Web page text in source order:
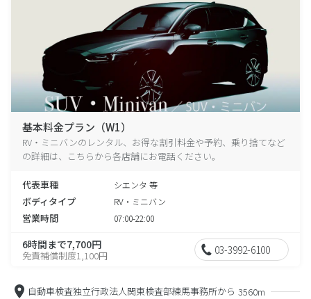
基本料金プラン（W1）
RV・ミニバンのレンタル、お得な割引料金や予約、乗り捨てなど
の詳細は、こちらから各店舗にお電話ください。
代表車種 シエンタ 等
ボディタイプ RV・ミニバン
営業時間 07:00-22:00
6時間まで7,700円
免責補償制度1,100円 03-3992-6100
自動車検査独立行政法人関東検査部練馬事務所から 3560m